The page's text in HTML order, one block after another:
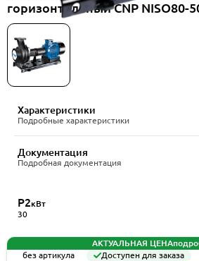
горизонтальный CNP NISO80-
Характеристики
Подробные характеристики
Документация
Подробная документация
P2кВт
30
АКТУАЛЬНАЯ ЦЕНА
без артикула
Доступен для заказа